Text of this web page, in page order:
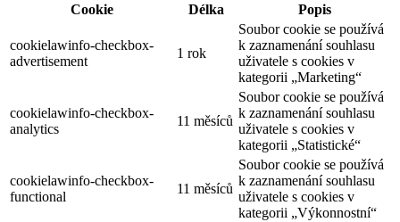
Cookie
Délka Popis
cookielawinfo-checkbox-
advertisement
1 rok
Soubor cookie se používá
k zaznamenání souhlasu
uživatele s cookies v
kategorii „Marketing“
cookielawinfo-checkbox-
analytics
11 měsíců
Soubor cookie se používá
k zaznamenání souhlasu
uživatele s cookies v
kategorii „Statistické“
cookielawinfo-checkbox-
functional
11 měsíců
Soubor cookie se používá
k zaznamenání souhlasu
uživatele s cookies v
kategorii „Výkonnostní“